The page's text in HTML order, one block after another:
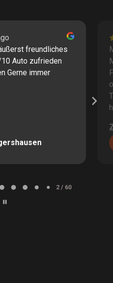
freundliches
Auto zufrieden
Gerne immer
2 / 60